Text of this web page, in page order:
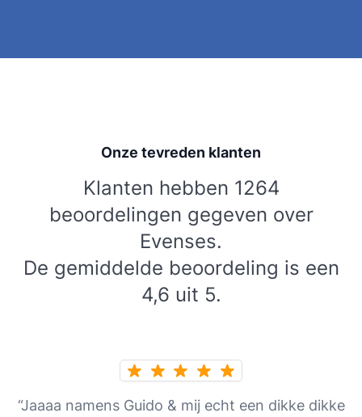
Onze tevreden klanten
Klanten hebben 1264
beoordelingen gegeven over
Evenses.
De gemiddelde beoordeling is een
4,6 uit 5.
“Jaaaa namens Guido & mij echt een dikke dikke